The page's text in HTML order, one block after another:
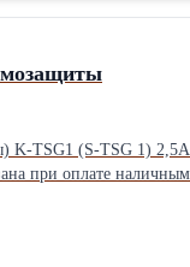
K-TSG1 (S-TSG 1)
при оплате